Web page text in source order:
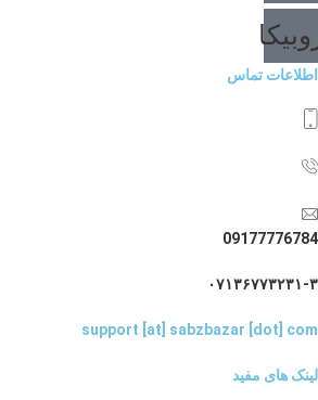
اطلاعات تماس
09177776784
۰۷۱۳۶۷۷۳۲۳۱-۳
support [at] sabzbazar [dot] com
لینک های مفید